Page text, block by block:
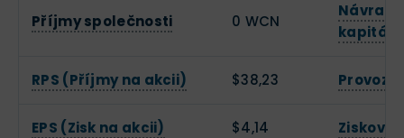
Příjmy společnosti 0 WCN
kapitálu
RPS (Příjmy na akcii) $38,23
EPS (Zisk na akcii) $4,14 Zisková